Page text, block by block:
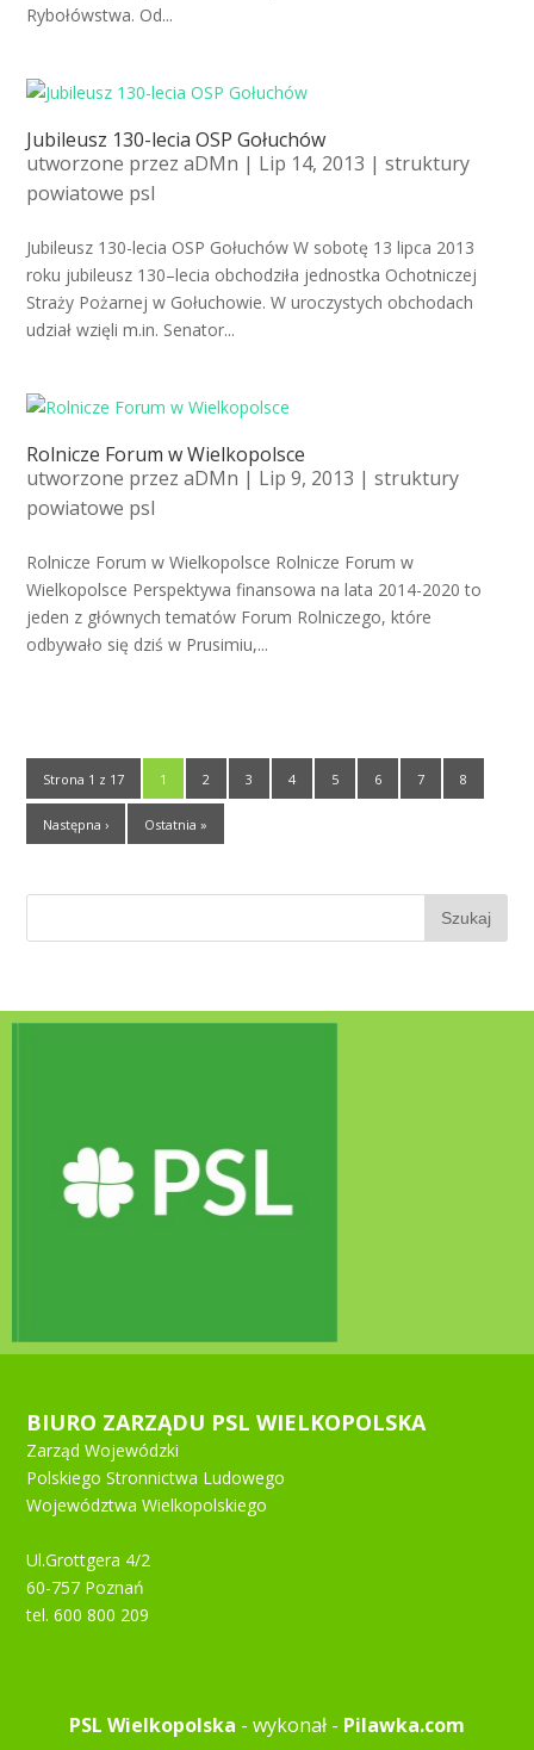
Rybołówstwa. Od...
Jubileusz 130-lecia OSP Gołuchów
utworzone przezaDMn | Lip 14, 2013 |struktury
powiatowe psl
Jubileusz 130-lecia OSP Gołuchów W sobotę 13 lipca 2013
roku jubileusz 130–lecia obchodziła jednostka Ochotniczej
Straży Pożarnej w Gołuchowie. W uroczystych obchodach
udział wzięli m.in. Senator...
Rolnicze Forum w Wielkopolsce
utworzone przezaDMn | Lip 9, 2013 |struktury
powiatowe psl
Rolnicze Forum w Wielkopolsce Rolnicze Forum w
Wielkopolsce Perspektywa finansowa na lata 2014-2020 to
jeden z głównych tematów Forum Rolniczego, które
odbywało się dziś w Prusimiu,...
Strona 1 z 17 1 2 3 4 5 6 7 8
Następna › Ostatnia »
BIURO ZARZĄDU PSL WIELKOPOLSKA
Zarząd Wojewódzki
Polskiego Stronnictwa Ludowego
Województwa Wielkopolskiego
Ul.Grottgera 4/2
60-757 Poznań
tel. 600 800 209
PSL Wielkopolska - wykonał - Pilawka.com